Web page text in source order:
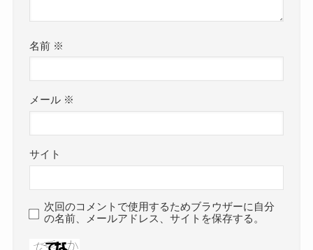
名前 ※
メール ※
サイト
次回のコメントで使用するためブラウザーに自分
の名前、メールアドレス、サイトを保存する。